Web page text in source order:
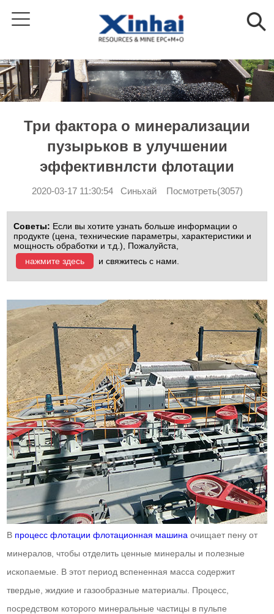
Три фактора о минерализации
пузырьков в улучшении
эффективнлсти флотации
2020-03-17 11:30:54 Синьхай Посмотреть(3057)
Советы: Если вы хотите узнать больше информации о
продукте (цена, технические параметры, характеристики и
мощность обработки и т.д.), Пожалуйста,
нажмите здесь
и свяжитесь с нами.
В процесс флотации флотационная машина очищает пену от
минералов, чтобы отделить ценные минералы и полезные
ископаемые. В этот период вспененная масса содержит
твердые, жидкие и газообразные материалы. Процесс,
посредством которого минеральные частицы в пульпе